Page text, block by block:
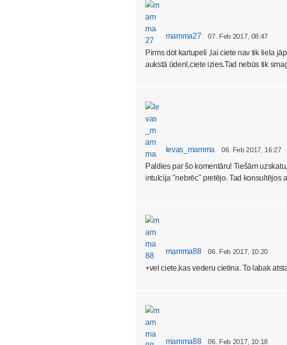
mamma27 07. Feb 2017, 08:47
Pirms dot kartupeli ,lai ciete nav tik liela
aukstā ūdenī,ciete izies.Tad nebūs tik
Ievas_mamma 06. Feb 2017, 16:27
Paldies par šo komentāru! Tiešām
intuīcija "nebrēc" pretējo. Tad konsultējos
mamma88 06. Feb 2017, 10:20
+vel ciete,kas vederu cietina. To labak
mamma88 06. Feb 2017, 10:18